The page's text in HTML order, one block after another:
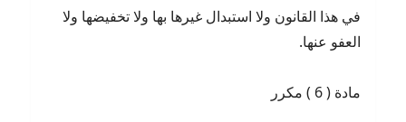
في هذا القانون ولا استبدال غيرها بها ولا تخفيضها ولا
العفو عنها.
مادة ( 6 ) مكرر